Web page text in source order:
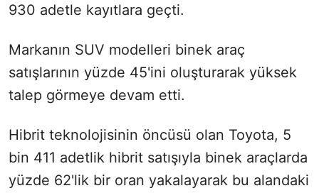
930 adetle kayıtlara geçti.
Markanın SUV modelleri binek araç
satışlarının yüzde 45'ini oluşturarak yüksek
talep görmeye devam etti.
Hibrit teknolojisinin öncüsü olan Toyota, 5
bin 411 adetlik hibrit satışıyla binek araçlarda
yüzde 62'lik bir oran yakalayarak bu alandaki